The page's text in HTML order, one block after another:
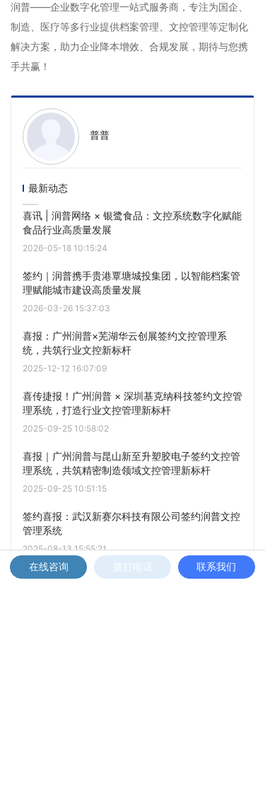
润普——企业数字化管理一站式服务商，专注为国企、
制造、医疗等多行业提供档案管理、文控管理等定制化
解决方案，助力企业降本增效、合规发展，期待与您携
手共赢！
普普
最新动态
喜讯 | 润普网络 × 银鹭食品：文控系统数字化赋能
食品行业高质量发展
2026-05-18 10:15:24
签约｜润普携手贵港覃塘城投集团，以智能档案管
理赋能城市建设高质量发展
2026-03-26 15:37:03
喜报：广州润普×芜湖华云创展签约文控管理系
统，共筑行业文控新标杆
2025-12-12 16:07:09
喜传捷报！广州润普 × 深圳基克纳科技签约文控管
理系统，打造行业文控管理新标杆
2025-09-25 10:58:02
喜报｜广州润普与昆山新至升塑胶电子签约文控管
理系统，共筑精密制造领域文控管理新标杆
2025-09-25 10:51:15
签约喜报：武汉新赛尔科技有限公司签约润普文控
管理系统
2025-08-13 15:55:21
烟台艾睿光电携手润普网络科技，打造高效文档管
在线咨询 拨打电话 联系我们